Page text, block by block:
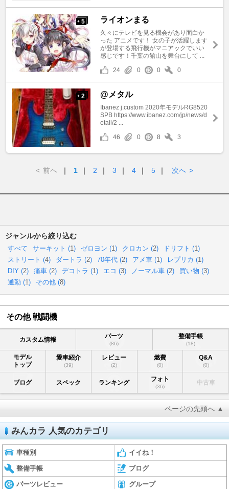
+ 5 ライオンまる
久々にテレビを見る機会があり面白か
った アニメです！ 女の子が活躍します
が登場する飛行機がマニアックでいい
感じです！千葉の館山を舞台にして ...
24
0 0 0
+ 2 @メタル
Ibanez j.custom 2020年モデルRG8520
SPB https://www.ibanez.com/jp/news/d
etail/2 ...
46
0 8 3
< 前へ ｜ 1 ｜ 2 ｜ 3 ｜ 4 ｜ 5 ｜ 次へ >
ジャンルから絞り込む
すべて サーキット (1) ゼロヨン (1) クロカン (2) ドリフト (1)
ストリート (4) ダートラ (2) 70年代 (2) アメ車 (1) レプリカ (1)
DIY (2) 痛車 (2) デコトラ (1) エコ (3) ノーマル車 (2) 買い物 (3)
通勤 (1) その他 (8)
その他 戦闘機
カスタム情報 パーツ
(86)
整備手帳
(18)
モデル
トップ
愛車紹介
(39)
レビュー
(2)
燃費
(0)
Q&A
(0)
ブログ スペック ランキング フォト
(36)
中古車
ページの先頭へ ▲
みんカラ 人気のカテゴリ
車種別 イイね！
整備手帳 ブログ
パーツレビュー グループ